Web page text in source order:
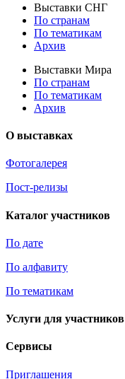
Выставки СНГ
По странам
По тематикам
Архив
Выставки Мира
По странам
По тематикам
Архив
О выставках
Фотогалерея
Пост-релизы
Каталог участников
По дате
По алфавиту
По тематикам
Услуги для участников
Сервисы
Приглашения